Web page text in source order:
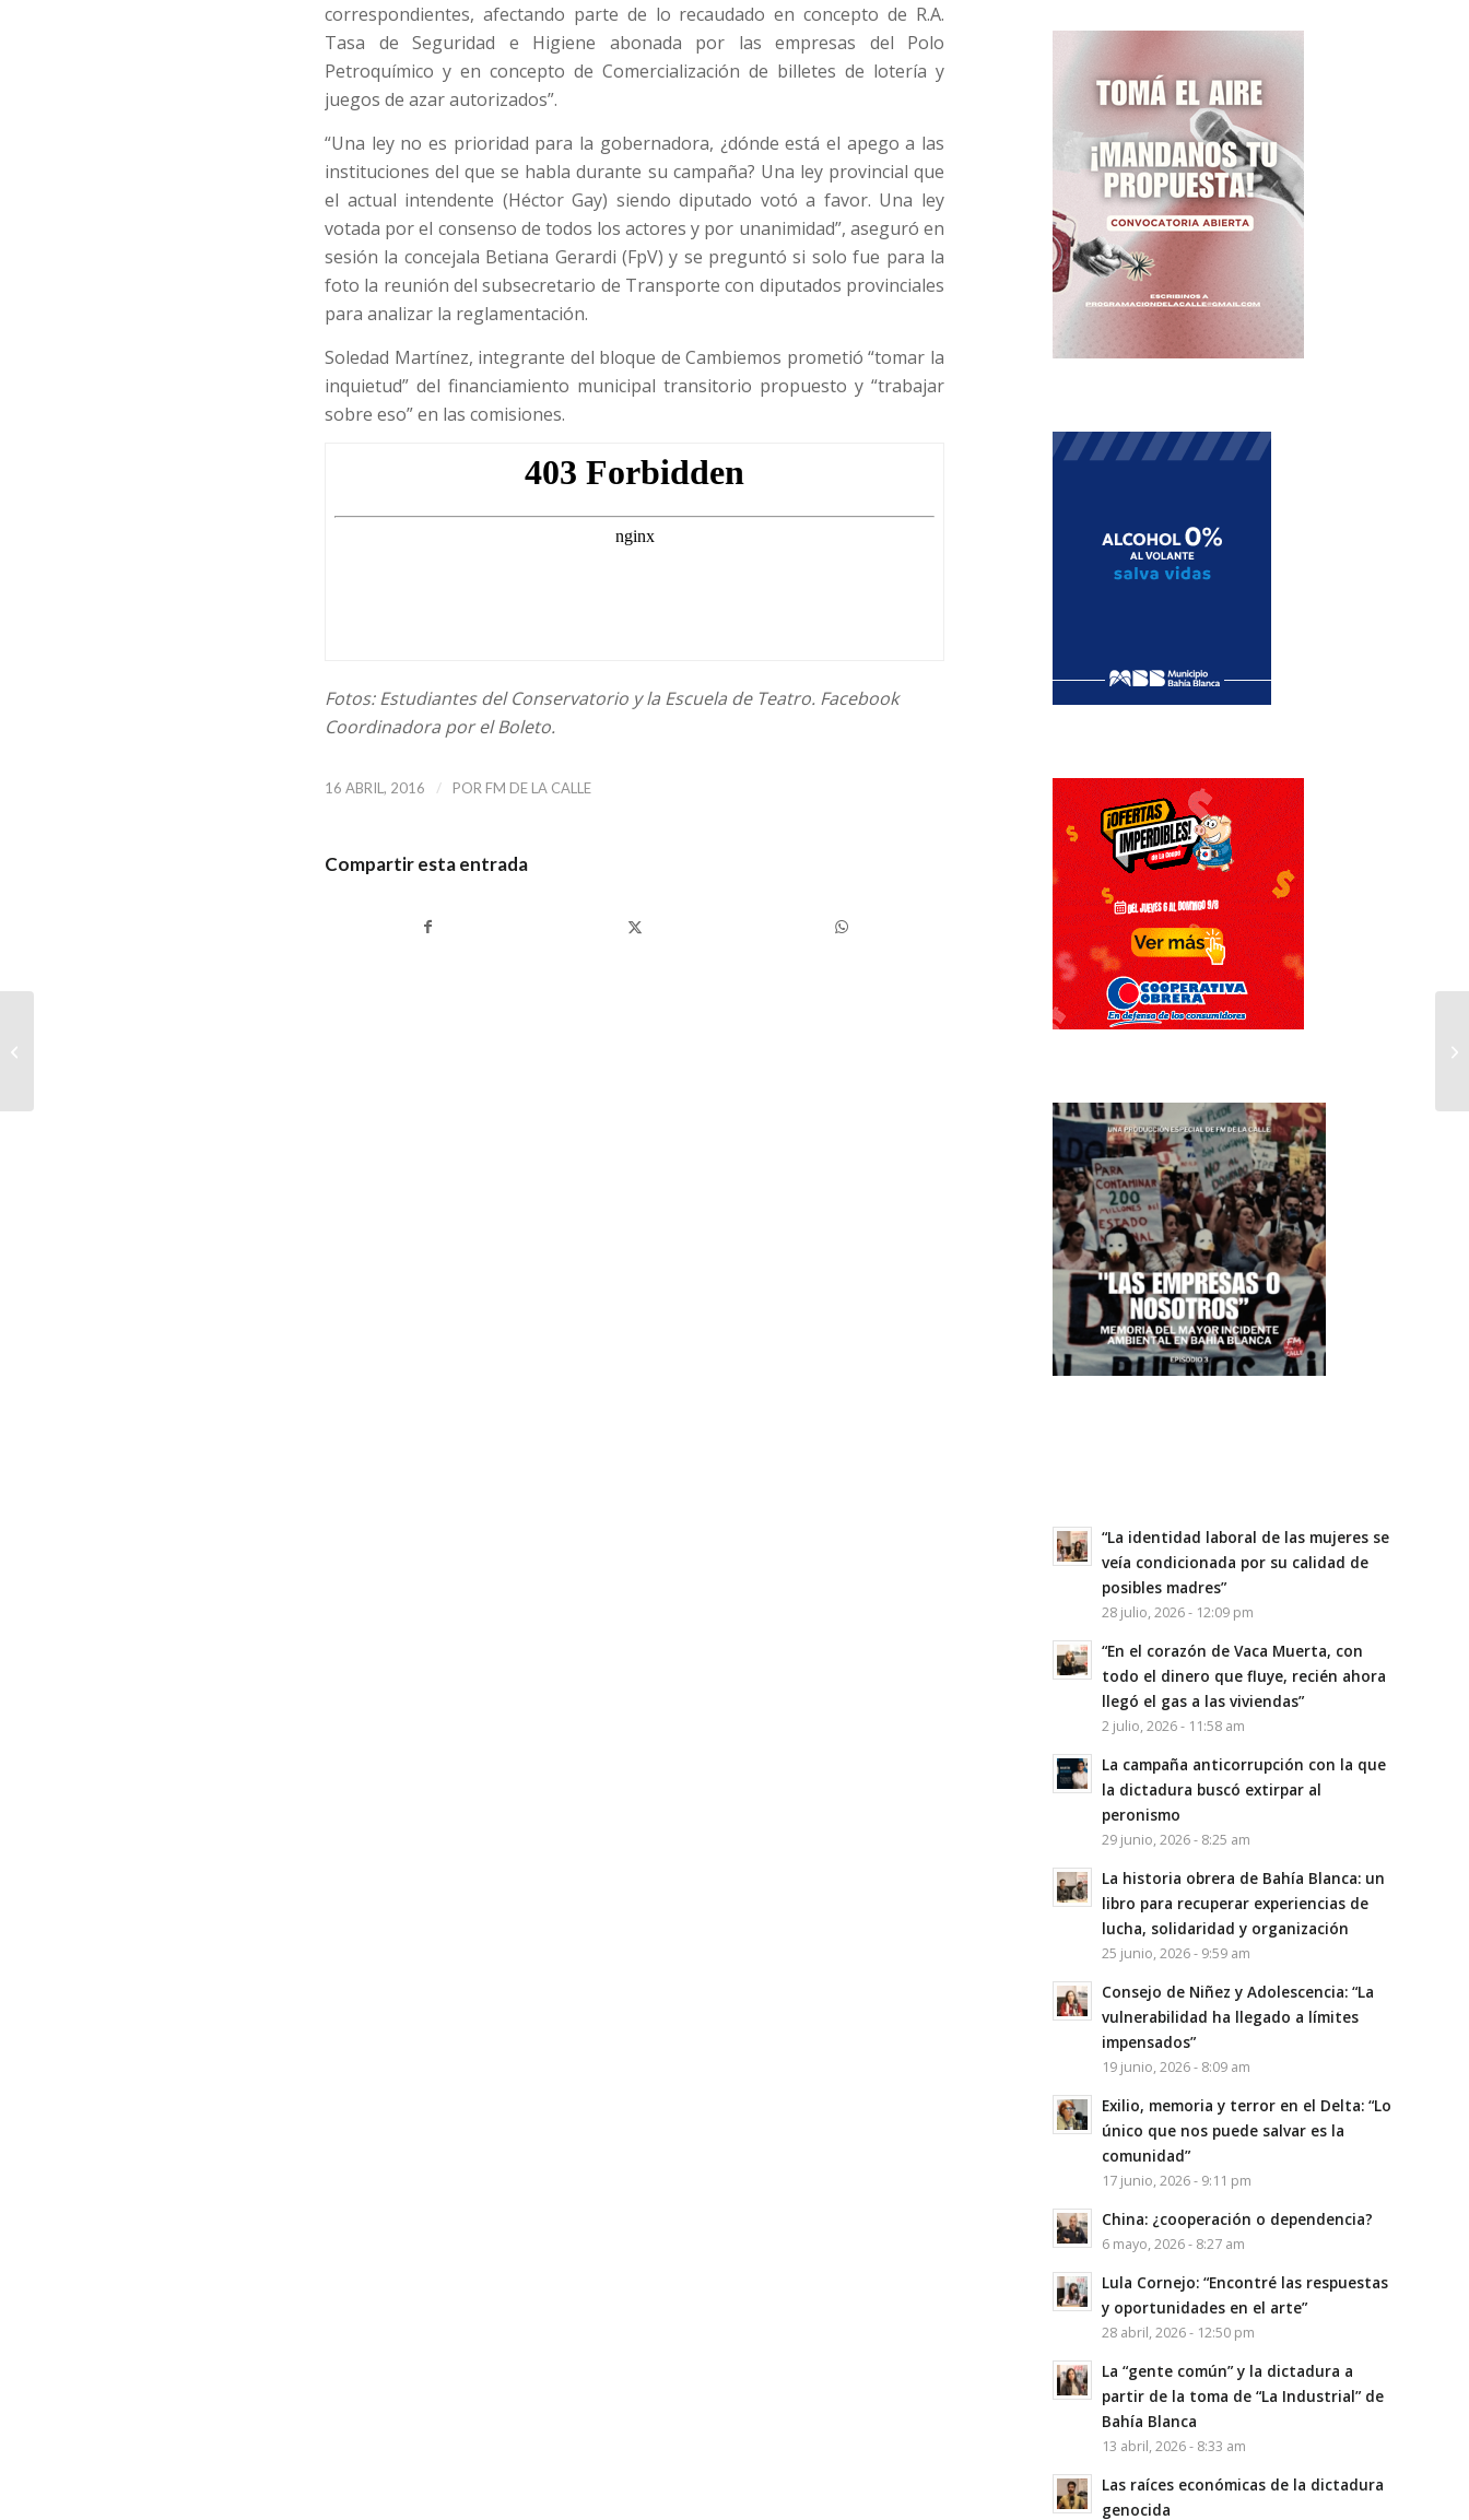
correspondientes, afectando parte de lo recaudado en concepto de R.A.
Tasa de Seguridad e Higiene abonada por las empresas del Polo
Petroquímico y en concepto de Comercialización de billetes de lotería y
juegos de azar autorizados”.
“Una ley no es prioridad para la gobernadora, ¿dónde está el apego a las
instituciones del que se habla durante su campaña? Una ley provincial que
el actual intendente (Héctor Gay) siendo diputado votó a favor. Una ley
votada por el consenso de todos los actores y por unanimidad”, aseguró en
sesión la concejala Betiana Gerardi (FpV) y se preguntó si solo fue para la
foto la reunión del subsecretario de Transporte con diputados provinciales
para analizar la reglamentación.
Soledad Martínez, integrante del bloque de Cambiemos prometió “tomar la
inquietud” del financiamiento municipal transitorio propuesto y “trabajar
sobre eso” en las comisiones.
Fotos: Estudiantes del Conservatorio y la Escuela de Teatro. Facebook
Coordinadora por el Boleto.
16 ABRIL, 2016 / POR FM DE LA CALLE
Compartir esta entrada
“La identidad laboral de las mujeres se
veía condicionada por su calidad de
posibles madres”
28 julio, 2026 - 12:09 pm
“En el corazón de Vaca Muerta, con
todo el dinero que fluye, recién ahora
llegó el gas a las viviendas”
2 julio, 2026 - 11:58 am
La campaña anticorrupción con la que
la dictadura buscó extirpar al
peronismo
29 junio, 2026 - 8:25 am
La historia obrera de Bahía Blanca: un
libro para recuperar experiencias de
lucha, solidaridad y organización
25 junio, 2026 - 9:59 am
Consejo de Niñez y Adolescencia: “La
vulnerabilidad ha llegado a límites
impensados”
19 junio, 2026 - 8:09 am
Exilio, memoria y terror en el Delta: “Lo
único que nos puede salvar es la
comunidad”
17 junio, 2026 - 9:11 pm
China: ¿cooperación o dependencia?
6 mayo, 2026 - 8:27 am
Lula Cornejo: “Encontré las respuestas
y oportunidades en el arte”
28 abril, 2026 - 12:50 pm
La “gente común” y la dictadura a
partir de la toma de “La Industrial” de
Bahía Blanca
13 abril, 2026 - 8:33 am
Las raíces económicas de la dictadura
genocida